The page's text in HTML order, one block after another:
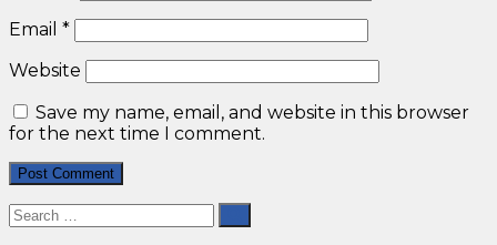
Email *
Website
Save my name, email, and website in this browser
for the next time I comment.